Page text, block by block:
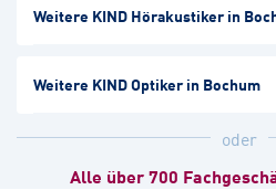
Witten
Weitere KIND Hörakustiker in
Weitere KIND Optiker in Bochum
oder
Alle über 700